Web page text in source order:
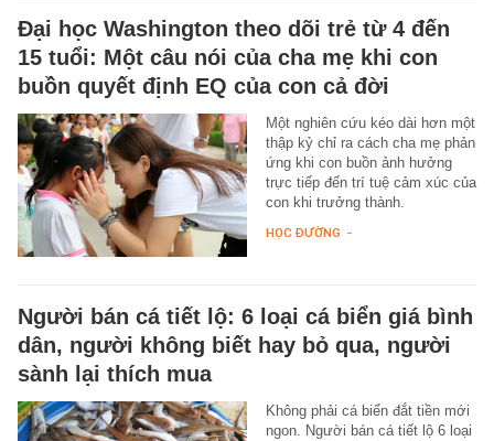
Đại học Washington theo dõi trẻ từ 4 đến
15 tuổi: Một câu nói của cha mẹ khi con
buồn quyết định EQ của con cả đời
Một nghiên cứu kéo dài hơn một
thập kỷ chỉ ra cách cha mẹ phản
ứng khi con buồn ảnh hưởng
trực tiếp đến trí tuệ cảm xúc của
con khi trưởng thành.
HỌC ĐƯỜNG -
Người bán cá tiết lộ: 6 loại cá biển giá bình
dân, người không biết hay bỏ qua, người
sành lại thích mua
Không phải cá biển đắt tiền mới
ngon. Người bán cá tiết lộ 6 loại